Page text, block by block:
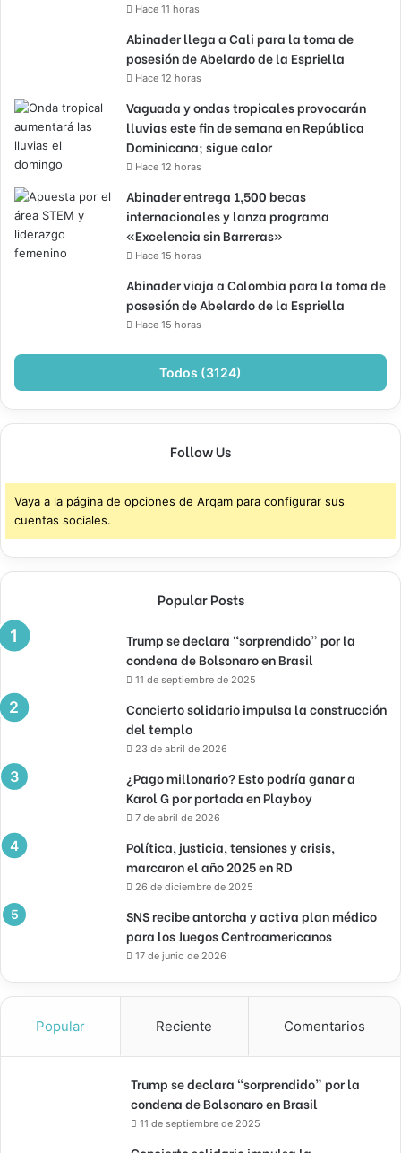
Hace 11 horas
Abinader llega a Cali para la toma de
posesión de Abelardo de la Espriella
Hace 12 horas
Vaguada y ondas tropicales provocarán
lluvias este fin de semana en República
Dominicana; sigue calor
Hace 12 horas
Abinader entrega 1,500 becas
internacionales y lanza programa
«Excelencia sin Barreras»
Hace 15 horas
Abinader viaja a Colombia para la toma de
posesión de Abelardo de la Espriella
Hace 15 horas
Todos (3124)
Follow Us
Vaya a la página de opciones de Arqam para configurar sus
cuentas sociales.
Popular Posts
Trump se declara “sorprendido” por la
condena de Bolsonaro en Brasil
11 de septiembre de 2025
Concierto solidario impulsa la construcción
del templo
23 de abril de 2026
¿Pago millonario? Esto podría ganar a
Karol G por portada en Playboy
7 de abril de 2026
Política, justicia, tensiones y crisis,
marcaron el año 2025 en RD
26 de diciembre de 2025
SNS recibe antorcha y activa plan médico
para los Juegos Centroamericanos
17 de junio de 2026
Popular Reciente Comentarios
Trump se declara “sorprendido” por la
condena de Bolsonaro en Brasil
11 de septiembre de 2025